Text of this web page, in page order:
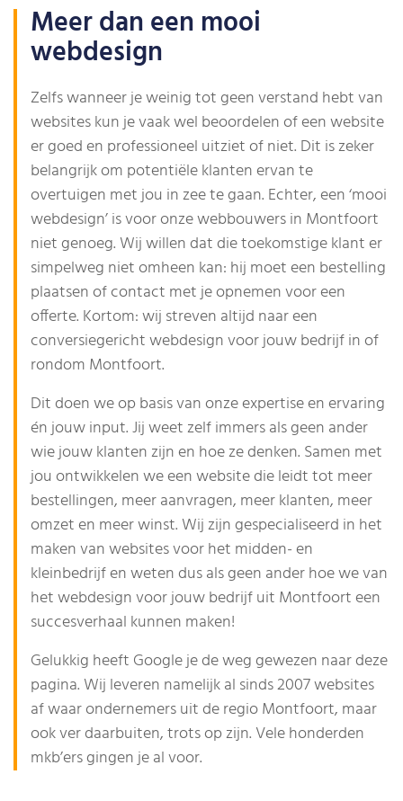
Meer dan een mooi
webdesign
Zelfs wanneer je weinig tot geen verstand hebt van
websites kun je vaak wel beoordelen of een website
er goed en professioneel uitziet of niet. Dit is zeker
belangrijk om potentiële klanten ervan te
overtuigen met jou in zee te gaan. Echter, een ‘mooi
webdesign’ is voor onze webbouwers in Montfoort
niet genoeg. Wij willen dat die toekomstige klant er
simpelweg niet omheen kan: hij moet een bestelling
plaatsen of contact met je opnemen voor een
offerte. Kortom: wij streven altijd naar een
conversiegericht webdesign voor jouw bedrijf in of
rondom Montfoort.
Dit doen we op basis van onze expertise en ervaring
én jouw input. Jij weet zelf immers als geen ander
wie jouw klanten zijn en hoe ze denken. Samen met
jou ontwikkelen we een website die leidt tot meer
bestellingen, meer aanvragen, meer klanten, meer
omzet en meer winst. Wij zijn gespecialiseerd in het
maken van websites voor het midden- en
kleinbedrijf en weten dus als geen ander hoe we van
het webdesign voor jouw bedrijf uit Montfoort een
succesverhaal kunnen maken!
Gelukkig heeft Google je de weg gewezen naar deze
pagina. Wij leveren namelijk al sinds 2007 websites
af waar ondernemers uit de regio Montfoort, maar
ook ver daarbuiten, trots op zijn. Vele honderden
mkb’ers gingen je al voor.